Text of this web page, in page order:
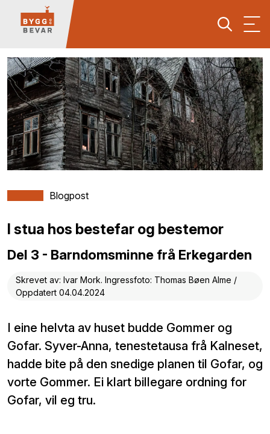
Blogpost
I stua hos bestefar og bestemor
Del 3 - Barndomsminne frå Erkegarden
Skrevet av: Ivar Mork. Ingressfoto: Thomas Bøen Alme /
Oppdatert 04.04.2024
I eine helvta av huset budde Gommer og
Gofar. Syver-Anna, tenestetausa frå Kalneset,
hadde bite på den snedige planen til Gofar, og
vorte Gommer. Ei klart billegare ordning for
Gofar, vil eg tru.